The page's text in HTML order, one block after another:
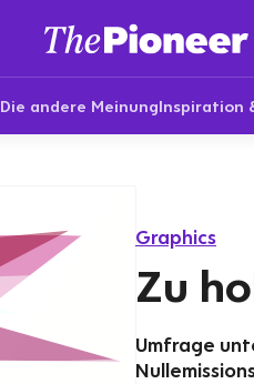
Die andere MeinungInspiration
Graphics
Zu
Umfrage